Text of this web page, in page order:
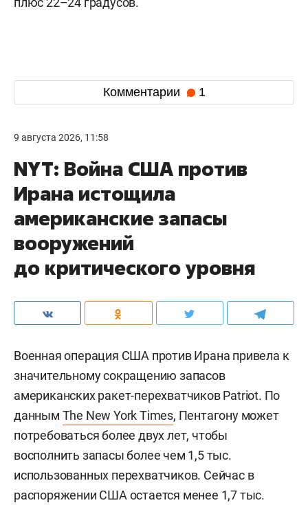
Комментарии 1
9 августа 2026, 11:58
NYT: Война США против
Ирана истощила
американские запасы
вооружений
до критического уровня
Военная операция США против Ирана привела к
значительному сокращению запасов
американских ракет-перехватчиков Patriot. По
данным The New York Times, Пентагону может
потребоваться более двух лет, чтобы
восполнить запасы более чем 1,5 тыс.
использованных перехватчиков. Сейчас в
распоряжении США остается менее 1,7 тыс.